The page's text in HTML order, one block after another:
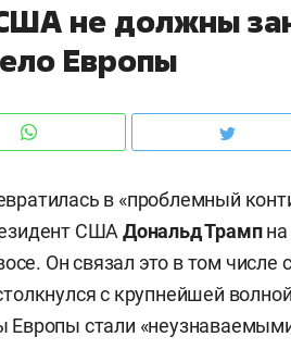
не должны
Европы
в «проблемный
США Дональд Трампна
Он связал это в том числе
с крупнейшей
Европы стали